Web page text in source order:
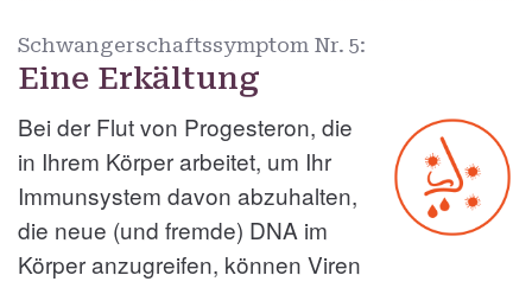
Schwangerschaftssymptom Nr. 5:
Eine Erkältung
Bei der Flut von Progesteron, die
in Ihrem Körper arbeitet, um Ihr
Immunsystem davon abzuhalten,
die neue (und fremde) DNA im
Körper anzugreifen, können Viren